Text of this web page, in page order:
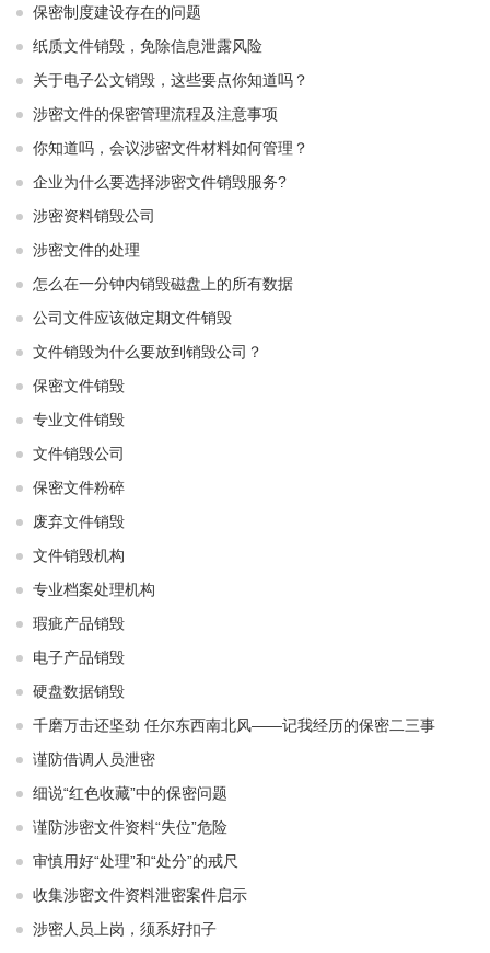
保密制度建设存在的问题
纸质文件销毁，免除信息泄露风险
关于电子公文销毁，这些要点你知道吗？
涉密文件的保密管理流程及注意事项
你知道吗，会议涉密文件材料如何管理？
企业为什么要选择涉密文件销毁服务?
涉密资料销毁公司
涉密文件的处理
怎么在一分钟内销毁磁盘上的所有数据
公司文件应该做定期文件销毁
文件销毁为什么要放到销毁公司？
保密文件销毁
专业文件销毁
文件销毁公司
保密文件粉碎
废弃文件销毁
文件销毁机构
专业档案处理机构
瑕疵产品销毁
电子产品销毁
硬盘数据销毁
千磨万击还坚劲 任尔东西南北风——记我经历的保密二三事
谨防借调人员泄密
细说“红色收藏”中的保密问题
谨防涉密文件资料“失位”危险
审慎用好“处理”和“处分”的戒尺
收集涉密文件资料泄密案件启示
涉密人员上岗，须系好扣子